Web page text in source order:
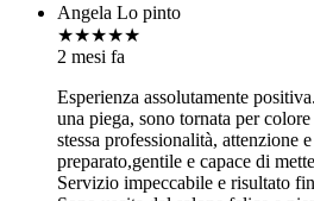
Angela Lo pinto
★★★★★
2 mesi fa
Esperienza assolutamente
una piega, sono tornata per
stessa professionalità, attenzione
preparato,gentile e capace di
Servizio impeccabile e risultato